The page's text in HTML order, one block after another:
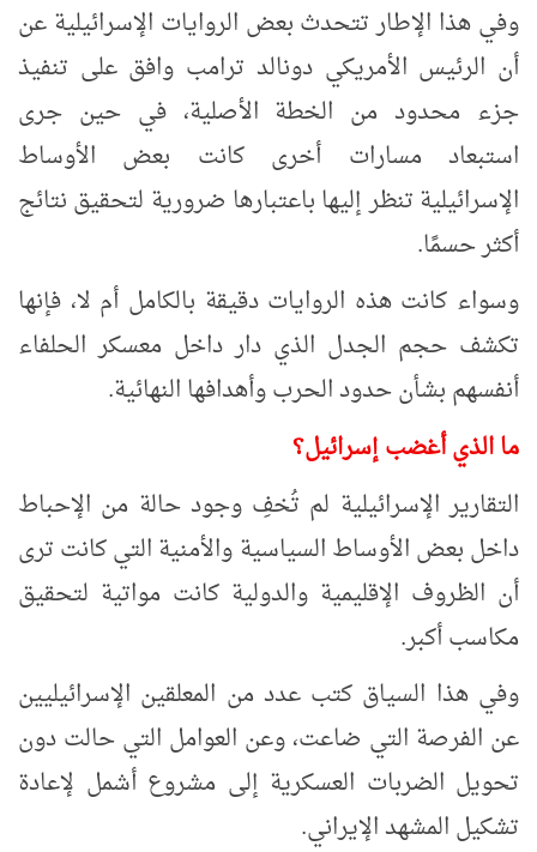
وفي هذا الإطار تتحدث بعض الروايات الإسرائيلية عن
أن الرئيس الأمريكي دونالد ترامب وافق على تنفيذ
جزء محدود من الخطة الأصلية، في حين جرى
استبعاد مسارات أخرى كانت بعض الأوساط
الإسرائيلية تنظر إليها باعتبارها ضرورية لتحقيق نتائج
أكثر حسمًا.
وسواء كانت هذه الروايات دقيقة بالكامل أم لا، فإنها
تكشف حجم الجدل الذي دار داخل معسكر الحلفاء
أنفسهم بشأن حدود الحرب وأهدافها النهائية.
ما الذي أغضب إسرائيل؟
التقارير الإسرائيلية لم تُخفِ وجود حالة من الإحباط
داخل بعض الأوساط السياسية والأمنية التي كانت ترى
أن الظروف الإقليمية والدولية كانت مواتية لتحقيق
مكاسب أكبر.
وفي هذا السياق كتب عدد من المعلقين الإسرائيليين
عن الفرصة التي ضاعت، وعن العوامل التي حالت دون
تحويل الضربات العسكرية إلى مشروع أشمل لإعادة
تشكيل المشهد الإيراني.